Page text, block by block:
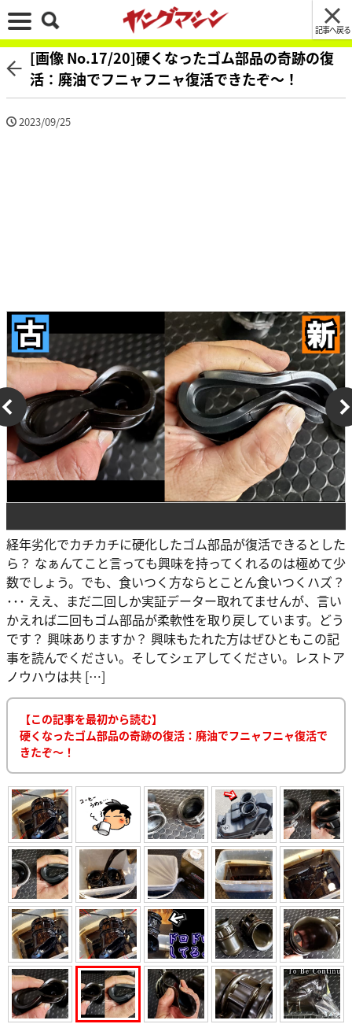
記事へ戻る
[画像 No.17/20]硬くなったゴム部品の奇跡の復
活：廃油でフニャフニャ復活できたぞ～！
2023/09/25
経年劣化でカチカチに硬化したゴム部品が復活できるとした
ら？ なぁんてこと言っても興味を持ってくれるのは極めて少
数でしょう。でも、食いつく方ならとことん食いつくハズ？
･･･ ええ、まだ二回しか実証データー取れてませんが、言い
かえれば二回もゴム部品が柔軟性を取り戻しています。どう
です？ 興味ありますか？ 興味もたれた方はぜひともこの記
事を読んでください。そしてシェアしてください。レストア
ノウハウは共 […]
【この記事を最初から読む】
硬くなったゴム部品の奇跡の復活：廃油でフニャフニャ復活で
きたぞ～！